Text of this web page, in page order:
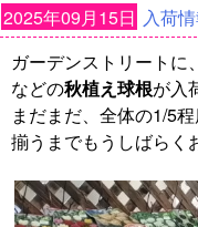
2025年09月15日 入荷
ガーデンストリートに、
などの秋植え球根が入
まだまだ、全体の1/5
揃うまでもうしばらく